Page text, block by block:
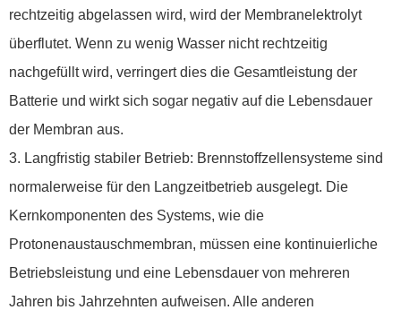
rechtzeitig abgelassen wird, wird der Membranelektrolyt
überflutet. Wenn zu wenig Wasser nicht rechtzeitig
nachgefüllt wird, verringert dies die Gesamtleistung der
Batterie und wirkt sich sogar negativ auf die Lebensdauer
der Membran aus.
3. Langfristig stabiler Betrieb: Brennstoffzellensysteme sind
normalerweise für den Langzeitbetrieb ausgelegt. Die
Kernkomponenten des Systems, wie die
Protonenaustauschmembran, müssen eine kontinuierliche
Betriebsleistung und eine Lebensdauer von mehreren
Jahren bis Jahrzehnten aufweisen. Alle anderen